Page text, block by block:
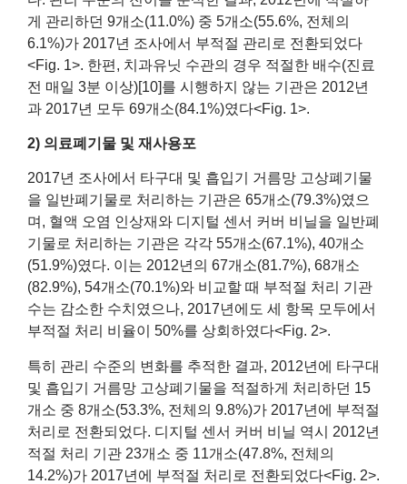
게 관리하던 9개소(11.0%) 중 5개소(55.6%, 전체의
6.1%)가 2017년 조사에서 부적절 관리로 전환되었다
<Fig. 1>. 한편, 치과유닛 수관의 경우 적절한 배수(진료
전 매일 3분 이상)[10]를 시행하지 않는 기관은 2012년
과 2017년 모두 69개소(84.1%)였다<Fig. 1>.
2) 의료폐기물 및 재사용포
2017년 조사에서 타구대 및 흡입기 거름망 고상폐기물
을 일반폐기물로 처리하는 기관은 65개소(79.3%)였으
며, 혈액 오염 인상재와 디지털 센서 커버 비닐을 일반폐
기물로 처리하는 기관은 각각 55개소(67.1%), 40개소
(51.9%)였다. 이는 2012년의 67개소(81.7%), 68개소
(82.9%), 54개소(70.1%)와 비교할 때 부적절 처리 기관
수는 감소한 수치였으나, 2017년에도 세 항목 모두에서
부적절 처리 비율이 50%를 상회하였다<Fig. 2>.
특히 관리 수준의 변화를 추적한 결과, 2012년에 타구대
및 흡입기 거름망 고상폐기물을 적절하게 처리하던 15
개소 중 8개소(53.3%, 전체의 9.8%)가 2017년에 부적절
처리로 전환되었다. 디지털 센서 커버 비닐 역시 2012년
적절 처리 기관 23개소 중 11개소(47.8%, 전체의
14.2%)가 2017년에 부적절 처리로 전환되었다<Fig. 2>.